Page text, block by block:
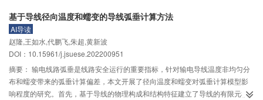
形、第一弹塑性变形、第二弹塑性变形和塑性变形4个阶段，对比分析了不同分
形维数对触指电接触实际接触面积的影响规律。研究发现：分形理论模型可用
于GIS设备用表带触指的接触电阻理论计算；触指电接触表面形貌越复杂，分形
维数越大，触点变形越先进入弹塑性阶段，也越易进入第二弹塑性变形阶段，
达到相同承载能力所需实际接触面积也越小。研究成果有助于环保气体GIS电连
接结构的优化设计，可为环保气体GIS设备触指电连接结构的多物理场计算和电
接触性能的状态评估提供理论基础。
基于导线径向温度和蠕变的导线弧垂计算方法
AI导读
赵隆,王如水,代鹏飞,朱超,黄新波
DOI：10.15961/j.jsuese.202200951
摘要： 输电线路弧垂是线路安全运行的重要指标，针对输电导线温度非均匀分
布和蠕变带来的弧垂计算偏差，本文开展了径向温度和蠕变对弧垂计算模型影
响程度的研究。首先，基于导线的物理构成和结构特征建立了导线的有限元模